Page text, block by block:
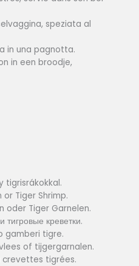
speziata al
in una pagnotta.
in een broodje,
tigrisrákokkal.
Tiger Shrimp.
oder Tiger Garnelen.
тигровые креветки.
gamberi tigre.
of tijgergarnalen.
crevettes tigrées.